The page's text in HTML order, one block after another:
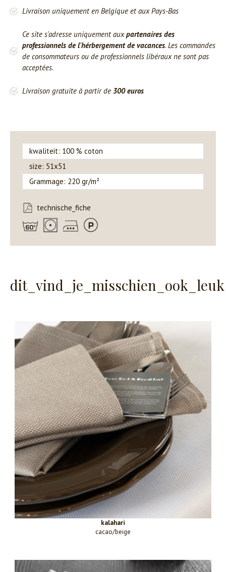
Livraison uniquement en Belgique et aux Pays-Bas
Ce site s'adresse uniquement auxpartenaires des
professionnels de l'hérbergement de vacances. Les commandes
de consommateurs ou de professionnels libéraux ne sont pas
acceptées.
Livraison gratuite à partir de 300 euros
kwaliteit: 100 % coton
size: 51x51
Grammage: 220 gr/m²
technische_fiche
dit_vind_je_misschien_ook_leuk
kalahari
cacao/beige